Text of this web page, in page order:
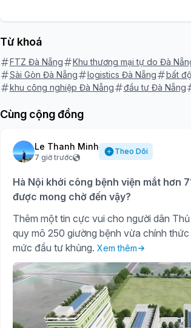
Từ khoá
FTZ Đà Nẵng Khu thương mại tự do Đà
Sài Gòn Đà Nẵng
logistics Đà Nẵng
bất
khu công nghiệp Đà Nẵng
đầu tư Đà Nẵng
Cùng cộng đồng
Le Thanh Minh
7 giờ trước
Theo Dõi
Hà Nội khởi công bệnh viện mắt hơn
được mong chờ đến vậy?
Thêm một tin cực vui cho người dân
quy mô 250 giường bệnh vừa chính
mức đầu tư khủng. Xem thêm